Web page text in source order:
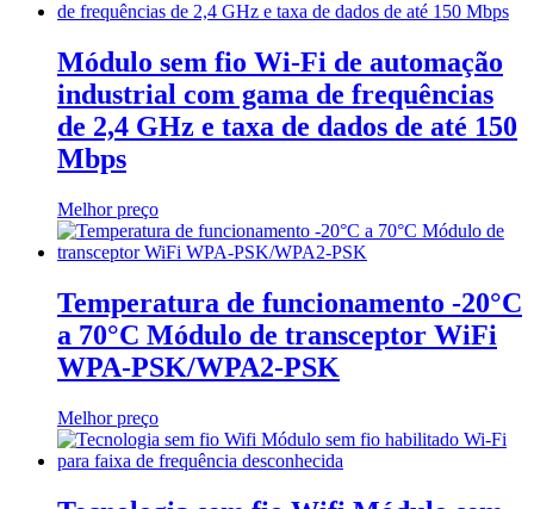
Módulo sem fio Wi-Fi de automação
industrial com gama de frequências
de 2,4 GHz e taxa de dados de até 150
Mbps
Melhor preço
Temperatura de funcionamento -20°C
a 70°C Módulo de transceptor WiFi
WPA-PSK/WPA2-PSK
Melhor preço